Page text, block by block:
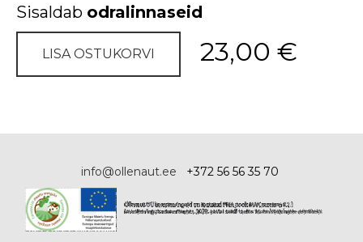
Sisaldab odralinnaseid
LISA OSTUKORVI 23,00 €
info@ollenaut.ee +372 56 56 35 70